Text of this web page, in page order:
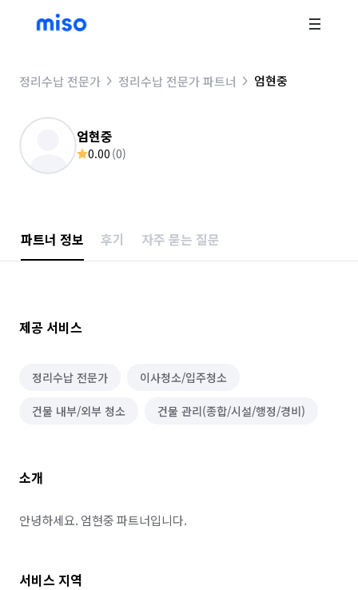
정리수납 전문가 정리수납 전문가 파트너 엄현중
엄현중
0.00 (0)
파트너 정보 후기 자주 묻는 질문
제공 서비스
정리수납 전문가 이사청소/입주청소
건물 내부/외부 청소 건물 관리(종합/시설/행정/경비)
소개
안녕하세요. 엄현중 파트너입니다.
서비스 지역